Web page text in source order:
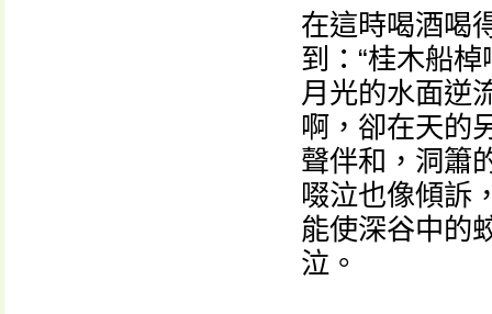
在這時喝酒喝
到：“桂木船
月光的水面逆
啊，卻在天的
聲伴和，洞簫
啜泣也像傾訴
能使深谷中的
泣。